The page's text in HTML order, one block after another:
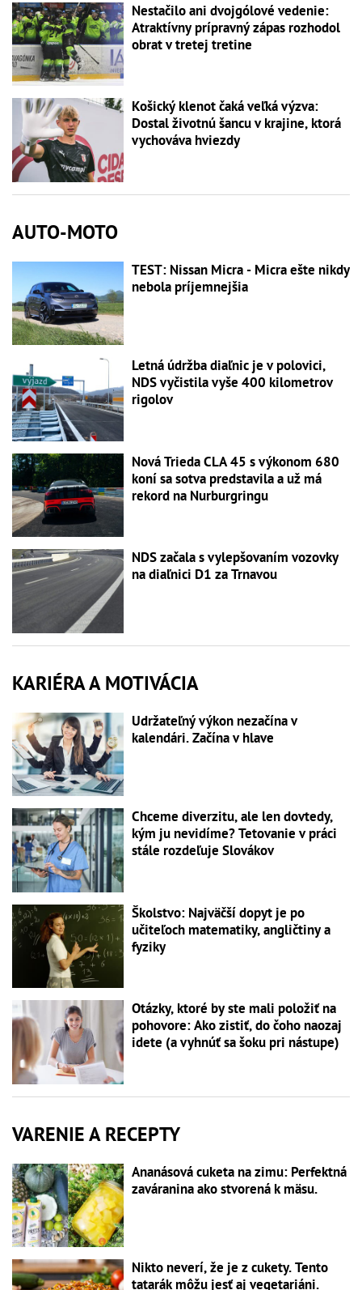
Nestačilo ani dvojgólové vedenie:
Atraktívny prípravný zápas rozhodol
obrat v tretej tretine
Košický klenot čaká veľká výzva:
Dostal životnú šancu v krajine, ktorá
vychováva hviezdy
AUTO-MOTO
TEST: Nissan Micra - Micra ešte nikdy
nebola príjemnejšia
Letná údržba diaľnic je v polovici,
NDS vyčistila vyše 400 kilometrov
rigolov
Nová Trieda CLA 45 s výkonom 680
koní sa sotva predstavila a už má
rekord na Nurburgringu
NDS začala s vylepšovaním vozovky
na diaľnici D1 za Trnavou
KARIÉRA A MOTIVÁCIA
Udržateľný výkon nezačína v
kalendári. Začína v hlave
Chceme diverzitu, ale len dovtedy,
kým ju nevidíme? Tetovanie v práci
stále rozdeľuje Slovákov
Školstvo: Najväčší dopyt je po
učiteľoch matematiky, angličtiny a
fyziky
Otázky, ktoré by ste mali položiť na
pohovore: Ako zistiť, do čoho naozaj
idete (a vyhnúť sa šoku pri nástupe)
VARENIE A RECEPTY
Ananásová cuketa na zimu: Perfektná
zaváranina ako stvorená k mäsu.
Nikto neverí, že je z cukety. Tento
tatarák môžu jesť aj vegetariáni.